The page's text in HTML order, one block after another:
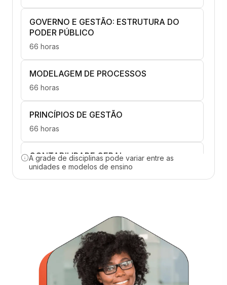
GOVERNO E GESTÃO: ESTRUTURA DO
PODER PÚBLICO
66 horas
MODELAGEM DE PROCESSOS
66 horas
PRINCÍPIOS DE GESTÃO
66 horas
CONTABILIDADE GERAL
66 horas
GERENCIAMENTO ORÇAMENTÁRIO
66 horas
A grade de disciplinas pode variar entre as
unidades e modelos de ensino